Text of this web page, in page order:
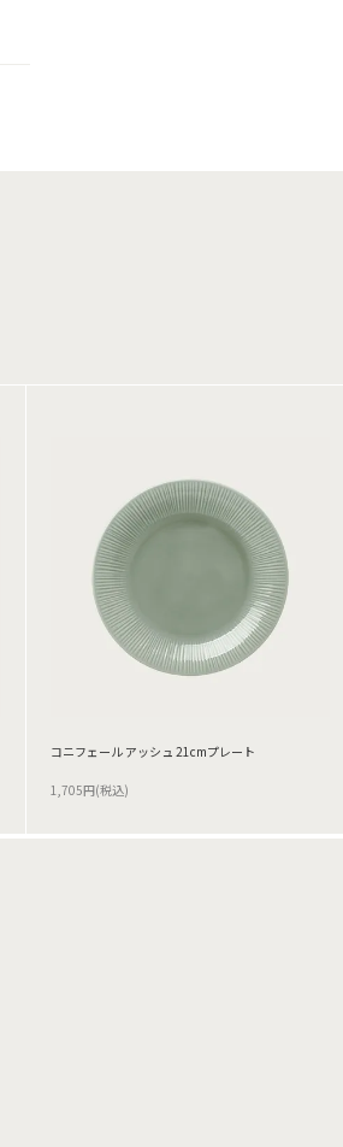
コニフェール アッシュ 21cmプレート
1,705円(税込)